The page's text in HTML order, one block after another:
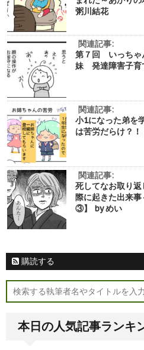
粥川結花
関連記事:
第７回 いっちゃ
妹 発達障害子育
関連記事:
小1になった弟を
は苦労だらけ？！
関連記事:
死してなお取り
際に起きた出来
③】 by めい
購読する
本日の人気記事ランキ